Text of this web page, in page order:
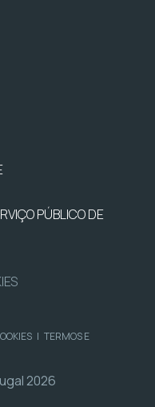
PÚBLICO DE
| TERMOS E
2026